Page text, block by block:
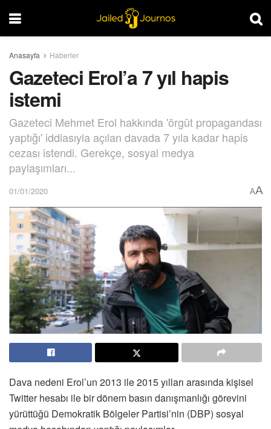
Anasayfa Haberler
Gazeteci Erol’a 7 yıl hapis
istemi
Gazeteci Mehmet Erol hakkında 'örgüt propagandası
yaptığı' iddiasıyla açılan davada 7 yıla kadar hapis
cezası istendi. Gerekçe, sosyal medya
paylaşımları...
01/01/2020 AA
Dava nedeni Erol’un 2013 ile 2015 yılları arasında kişisel
Twitter hesabı ile bir dönem basın danışmanlığı görevini
yürüttüğü Demokratik Bölgeler Partisi’nin (DBP) sosyal